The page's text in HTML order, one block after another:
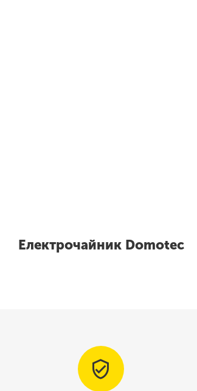
Електрочайник Domotec